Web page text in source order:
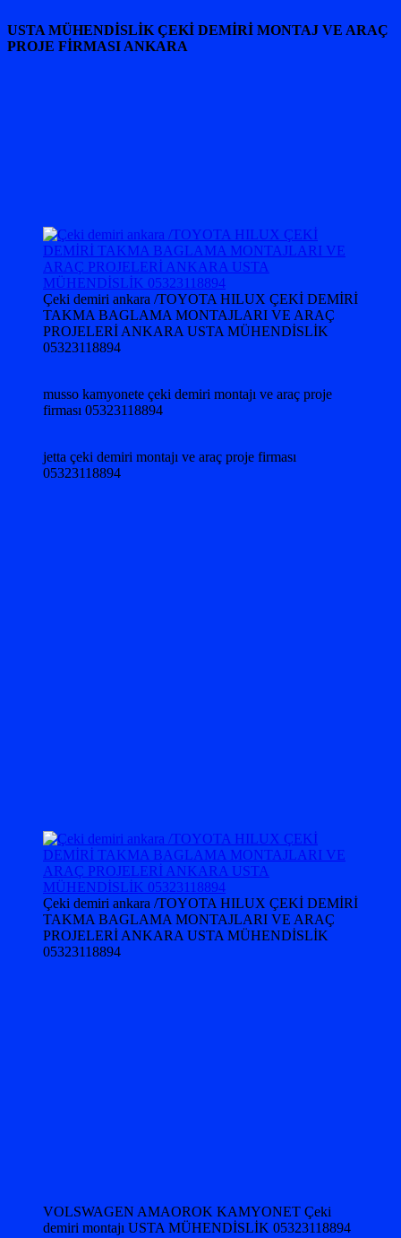
USTA MÜHENDİSLİK ÇEKİ DEMİRİ MONTAJ VE ARAÇ
PROJE FİRMASI ANKARA
Çeki demiri ankara /TOYOTA HILUX ÇEKİ DEMİRİ
TAKMA BAGLAMA MONTAJLARI VE ARAÇ
PROJELERİ ANKARA USTA MÜHENDİSLİK
05323118894
musso kamyonete çeki demiri montajı ve araç proje
firması 05323118894
jetta çeki demiri montajı ve araç proje firması
05323118894
Çeki demiri ankara /TOYOTA HILUX ÇEKİ DEMİRİ
TAKMA BAGLAMA MONTAJLARI VE ARAÇ
PROJELERİ ANKARA USTA MÜHENDİSLİK
05323118894
VOLSWAGEN AMAOROK KAMYONET Çeki
demiri montajı USTA MÜHENDİSLİK 05323118894